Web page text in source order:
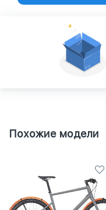
Похожие модели